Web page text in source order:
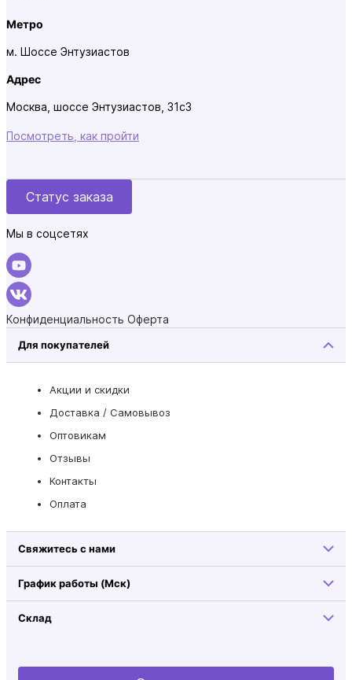
Метро
м. Шоссе Энтузиастов
Адрес
Москва, шоссе Энтузиастов, 31с3
Посмотреть, как пройти
Статус заказа
Мы в соцсетях
Конфиденциальность Оферта
Для покупателей
Акции и скидки
Доставка / Самовывоз
Оптовикам
Отзывы
Контакты
Оплата
Свяжитесь с нами
График работы (Мск)
Склад